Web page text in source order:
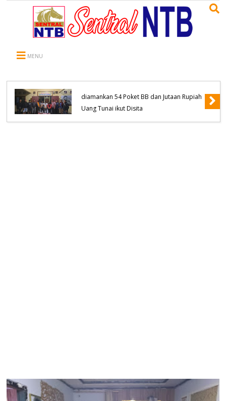
MENU
diamankan 54 Poket BB dan Jutaan Rupiah
Uang Tunai ikut Disita